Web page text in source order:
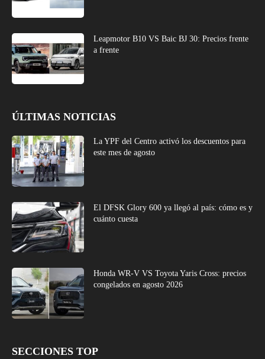
Leapmotor B10 VS Baic BJ 30: Precios frente
a frente
ÚLTIMAS NOTICIAS
La YPF del Centro activó los descuentos para
este mes de agosto
El DFSK Glory 600 ya llegó al país: cómo es y
cuánto cuesta
Honda WR-V VS Toyota Yaris Cross: precios
congelados en agosto 2026
SECCIONES TOP